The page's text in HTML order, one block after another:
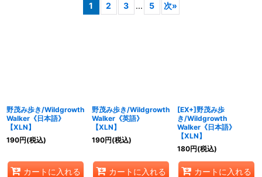
1 2 3 ... 5 次»
野茂み歩き/Wildgrowth
Walker《日本語》
【XLN】
190円(税込)
カートに入れる
野茂み歩き/Wildgrowth
Walker《英語》
【XLN】
190円(税込)
カートに入れる
[EX+]野茂み歩
き/Wildgrowth
Walker《日本語》
【XLN】
180円(税込)
カートに入れる